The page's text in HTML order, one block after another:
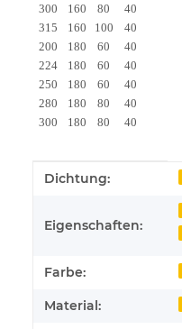
300
160 80
40
315
160 100
40
200
180 60
40
224
180 60
40
250
180 60
40
280
180 80
40
300
180 80 40
Produkteigenschaft
Wert
Dichtung:
Eigenschaften:
Farbe:
Material: